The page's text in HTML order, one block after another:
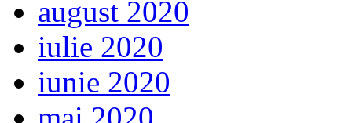
august 2020
iulie 2020
iunie 2020